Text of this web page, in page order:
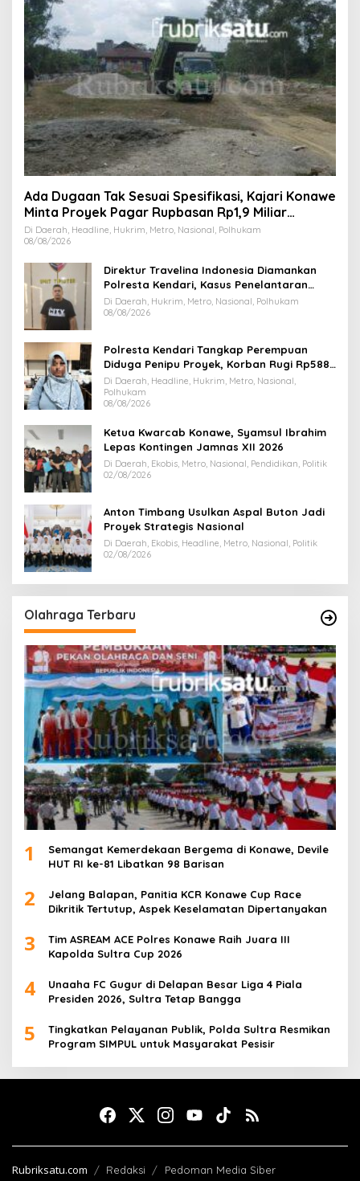
Ada Dugaan Tak Sesuai Spesifikasi, Kajari Konawe
Minta Proyek Pagar Rupbasan Rp1,9 Miliar
Dihentikan
Di Daerah, Headline, Hukrim, Metro, Nasional, Polhukam
08/08/2026
Direktur Travelina Indonesia Diamankan
Polresta Kendari, Kasus Penelantaran
Jemaah Umrah Masuk Babak Baru
Di Daerah, Hukrim, Metro, Nasional, Polhukam
08/08/2026
Polresta Kendari Tangkap Perempuan
Diduga Penipu Proyek, Korban Rugi Rp588,1
Juta
Di Daerah, Headline, Hukrim, Metro, Nasional,
Polhukam
08/08/2026
Ketua Kwarcab Konawe, Syamsul Ibrahim
Lepas Kontingen Jamnas XII 2026
Di Daerah, Ekobis, Metro, Nasional, Pendidikan, Politik
02/08/2026
Anton Timbang Usulkan Aspal Buton Jadi
Proyek Strategis Nasional
Di Daerah, Ekobis, Headline, Metro, Nasional, Politik
02/08/2026
Olahraga Terbaru
1
Semangat Kemerdekaan Bergema di Konawe, Devile
HUT RI ke-81 Libatkan 98 Barisan
2
Jelang Balapan, Panitia KCR Konawe Cup Race
Dikritik Tertutup, Aspek Keselamatan Dipertanyakan
3
Tim ASREAM ACE Polres Konawe Raih Juara III
Kapolda Sultra Cup 2026
4
Unaaha FC Gugur di Delapan Besar Liga 4 Piala
Presiden 2026, Sultra Tetap Bangga
5
Tingkatkan Pelayanan Publik, Polda Sultra Resmikan
Program SIMPUL untuk Masyarakat Pesisir
Rubriksatu.com Redaksi Pedoman Media Siber